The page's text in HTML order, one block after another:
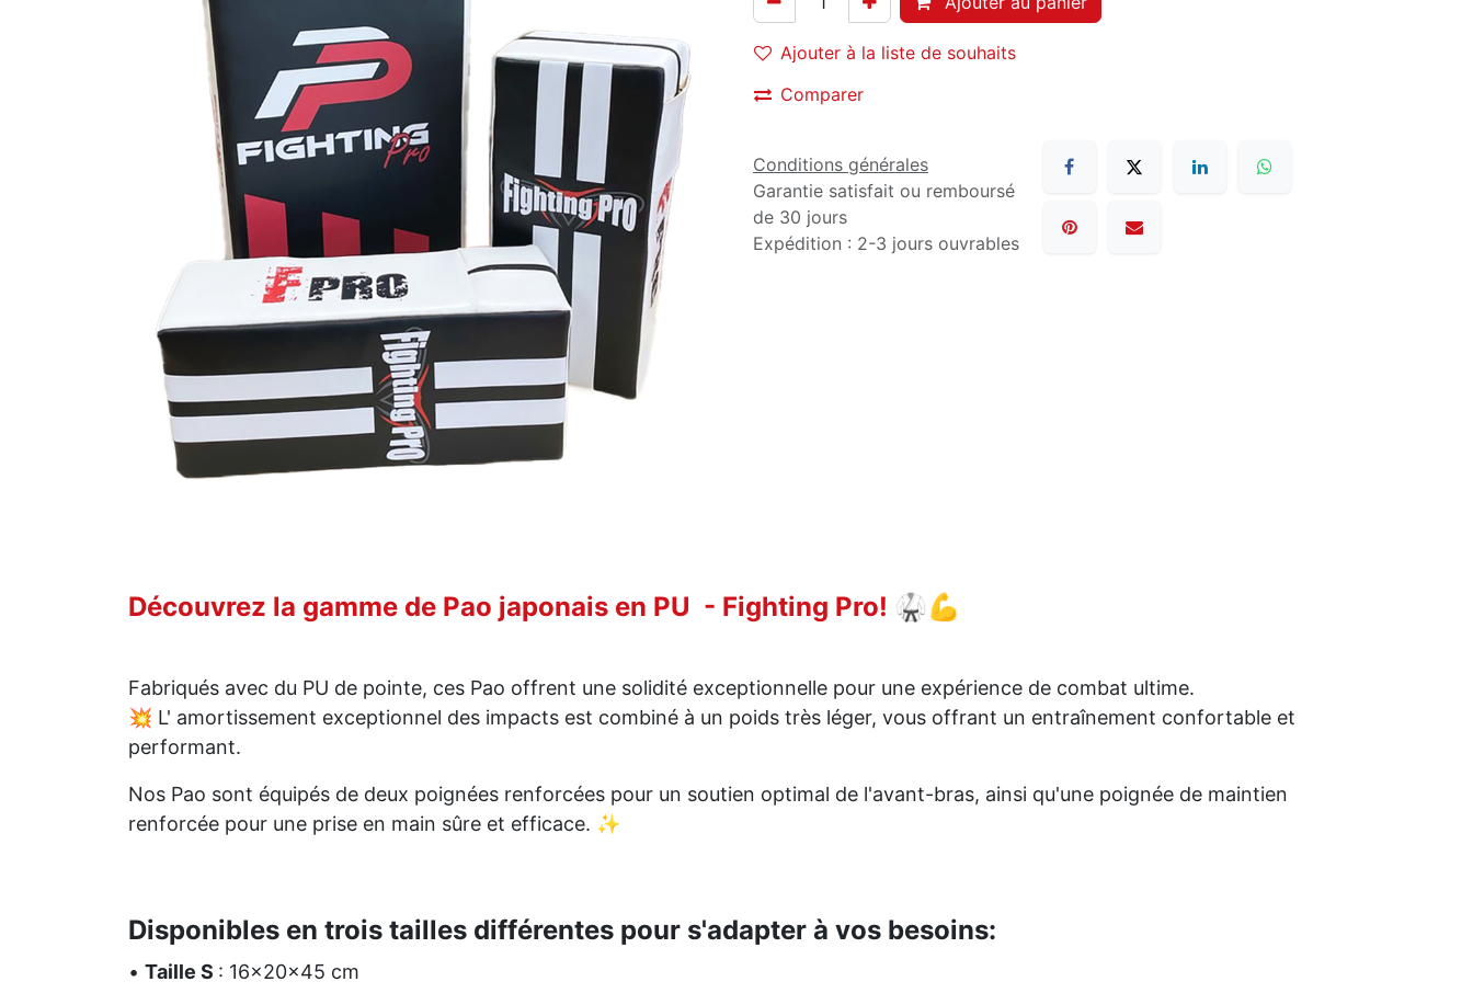
Ajouter à la liste de souhaits
Comparer
Conditions générales
Garantie satisfait ou remboursé
de 30 jours
Expédition : 2-3 jours ouvrables
Découvrez la gamme de Pao japonais en PU - Fighting Pro! 🥋💪
Fabriqués avec du PU de pointe, ces Pao offrent une solidité exceptionnelle pour une expérience de combat ultime.
💥 L' amortissement exceptionnel des impacts est combiné à un poids très léger, vous offrant un entraînement confortable et
performant.
Nos Pao sont équipés de deux poignées renforcées pour un soutien optimal de l'avant-bras, ainsi qu'une poignée de maintien
renforcée pour une prise en main sûre et efficace. ✨
Disponibles en trois tailles différentes pour s'adapter à vos besoins:
• Taille S : 16x20x45 cm